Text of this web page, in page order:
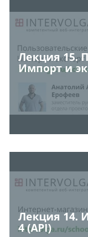
Лекция 15.
Импорт и
Лекция 14.
4 (API)